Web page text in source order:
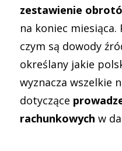
zestawienie
na koniec miesiąca.
czym są dowody
określany jakie
wyznacza wszelkie
dotyczące
rachunkowych w